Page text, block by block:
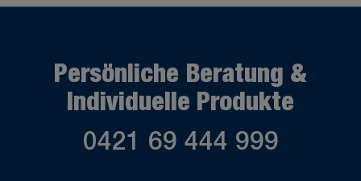
Persönliche Beratung &
Individuelle Produkte
0421 69 444 999